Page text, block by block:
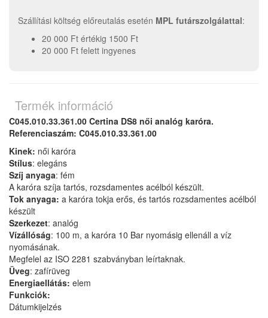
Szállítási költség előreutalás esetén MPL futárszolgálattal:
20 000 Ft értékig 1500 Ft
20 000 Ft felett ingyenes
Termék információ
C045.010.33.361.00 Certina DS8 női analóg karóra.
Referenciaszám: C045.010.33.361.00
Kinek: női karóra
Stílus: elegáns
Szíj anyaga: fém
A karóra szíja tartós, rozsdamentes acélból készült.
Tok anyaga: a karóra tokja erős, és tartós rozsdamentes acélból
készült
Szerkezet: analóg
Vízállóság: 100 m, a karóra 10 Bar nyomásig ellenáll a víz
nyomásának.
Megfelel az ISO 2281 szabványban leírtaknak.
Üveg: zafírüveg
Energiaellátás: elem
Funkciók:
Dátumkijelzés